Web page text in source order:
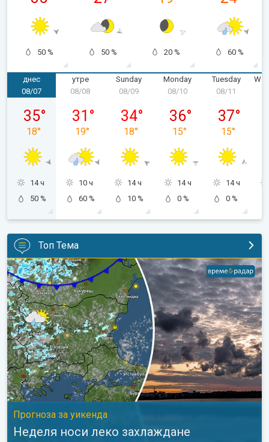
50 % 50 % 20 % 60 %
днес
Friday, 08/07
08/07
35°
18°
14 ч
50 %
утре
Saturday, 08/08
08/08
31 °
19°
10 ч
60 %
Sunday
Sunday, 08/09
08/09
34°
18°
14 ч
10 %
Monday
Monday, 08/10
08/10
36°
15°
14 ч
0 %
Tuesday
08/11
37°
15°
14 ч
0 %
Топ Тема
Неделя носи леко захлаждане. Прогноза за уикенда. . .
Прогноза за уикенда
Неделя носи леко захлаждане